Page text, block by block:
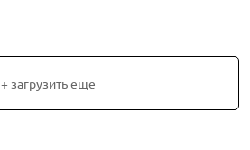
+ загрузить еще